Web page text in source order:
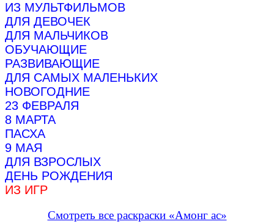
ИЗ МУЛЬТФИЛЬМОВ
ДЛЯ ДЕВОЧЕК
ДЛЯ МАЛЬЧИКОВ
ОБУЧАЮЩИЕ
РАЗВИВАЮЩИЕ
ДЛЯ САМЫХ МАЛЕНЬКИХ
НОВОГОДНИЕ
23 ФЕВРАЛЯ
8 МАРТА
ПАСХА
9 МАЯ
ДЛЯ ВЗРОСЛЫХ
ДЕНЬ РОЖДЕНИЯ
ИЗ ИГР
Смотреть все раскраски «Амонг ас»